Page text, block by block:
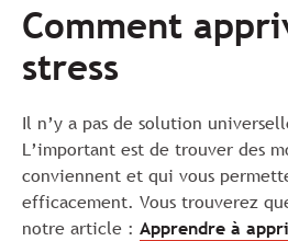
Comment
stress
Il n’y a pas de solution
L’important est de trouver des
conviennent et qui vous
efficacement. Vous trouverez
notre article : Apprendre à